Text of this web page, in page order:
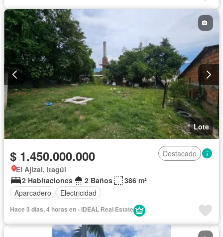
Lote
$ 1.450.000.000
Destacado
El Ajizal, Itagüí
2 Habitaciones
2 Baños
386 m²
Aparcadero
Electricidad
Hace 3 días, 4 horas en - IDEAL Real Estate